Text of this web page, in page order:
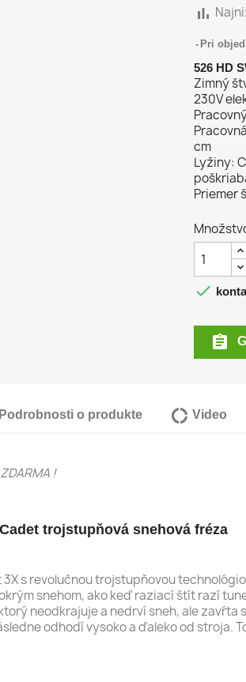
bar_chart
Pri
526 HD
Zimný
230V
cm
Lyžiny:
Priemer


Podrobnosti o produkte donut_large Video
!
trojstupňová snehová fréza
3X s revolučnou trojstupňovou
snehom, ako keď raziací štít razí
neodkrajuje a nedrví sneh, ale zavŕta
odhodí vysoko a ďaleko od stroja.